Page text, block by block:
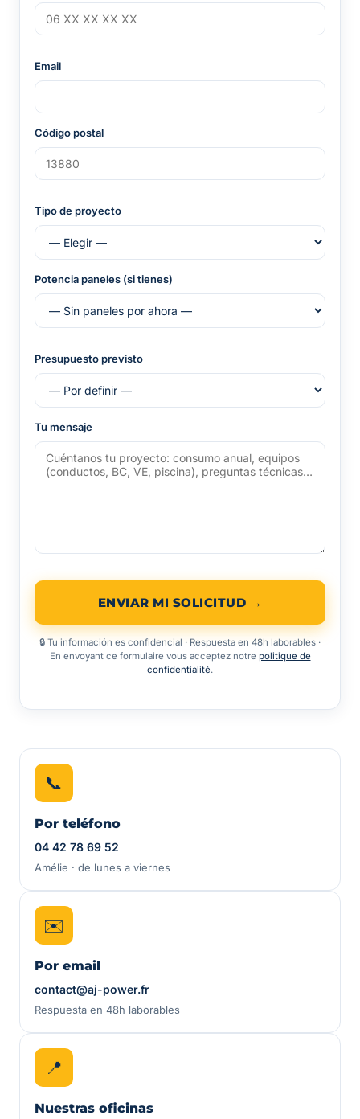
Email
Código postal
Tipo de proyecto
Potencia paneles (si tienes)
Presupuesto previsto
Tu mensaje
ENVIAR MI SOLICITUD →
🔒 Tu información es confidencial · Respuesta en 48h laborables ·
En envoyant ce formulaire vous acceptez notre politique de
confidentialité.
📞
Por teléfono
04 42 78 69 52
Amélie · de lunes a viernes
✉️
Por email
contact@aj-power.fr
Respuesta en 48h laborables
📍
Nuestras oficinas